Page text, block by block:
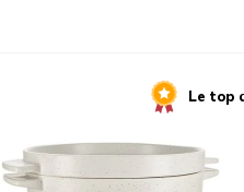
Le top